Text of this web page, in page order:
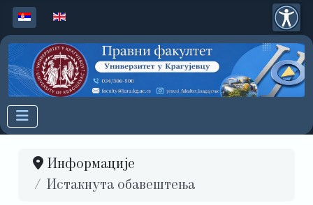
Изаберите ваш језик
Информације
Истакнута обавештења